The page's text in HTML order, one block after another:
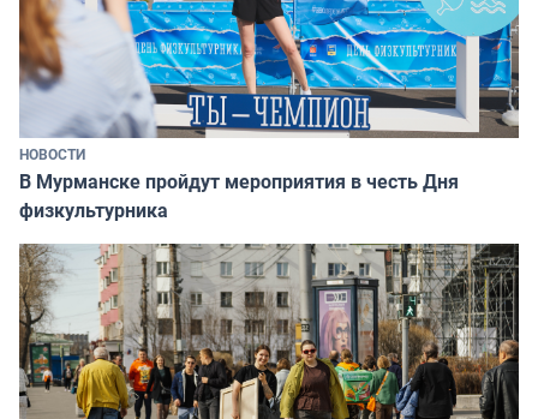
НОВОСТИ
В Мурманске пройдут мероприятия в честь Дня
физкультурника